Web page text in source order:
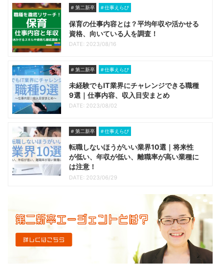
第二新卒 仕事えらび
保育の仕事内容とは？平均年収や活かせる
資格、向いている人を調査！
DATE: 2023/08/16
第二新卒 仕事えらび
未経験でもIT業界にチャレンジできる職種
9選｜仕事内容、収入目安まとめ
DATE: 2023/08/02
第二新卒 仕事えらび
転職しないほうがいい業界10選｜将来性
が低い、年収が低い、離職率が高い業種に
は注意！
DATE: 2023/06/29